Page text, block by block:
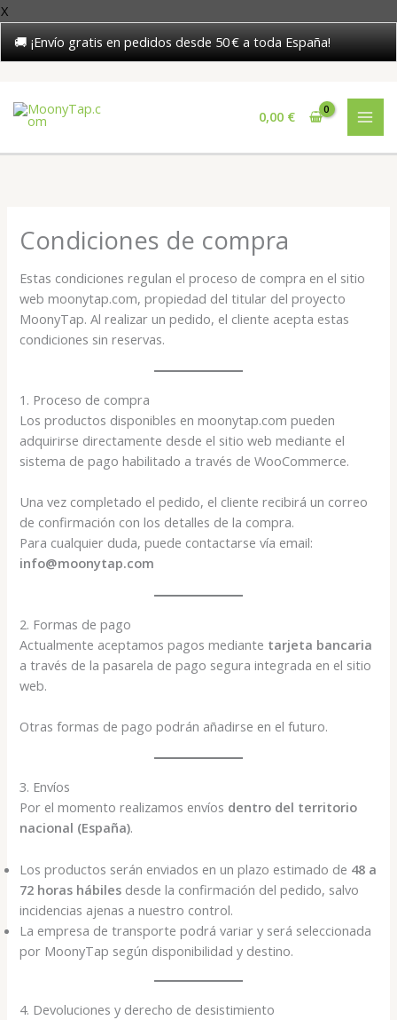
X
🚚 ¡Envío gratis en pedidos desde 50 € a toda España!
contenido
0,00 €
Condiciones de compra
Estas condiciones regulan el proceso de compra en el sitio
web moonytap.com, propiedad del titular del proyecto
MoonyTap. Al realizar un pedido, el cliente acepta estas
condiciones sin reservas.
1. Proceso de compra
Los productos disponibles en moonytap.com pueden
adquirirse directamente desde el sitio web mediante el
sistema de pago habilitado a través de WooCommerce.
Una vez completado el pedido, el cliente recibirá un correo
de confirmación con los detalles de la compra.
Para cualquier duda, puede contactarse vía email:
info@moonytap.com
2. Formas de pago
Actualmente aceptamos pagos mediante tarjeta bancaria
a través de la pasarela de pago segura integrada en el sitio
web.
Otras formas de pago podrán añadirse en el futuro.
3. Envíos
Por el momento realizamos envíos dentro del territorio
nacional (España).
Los productos serán enviados en un plazo estimado de 48 a
72 horas hábiles desde la confirmación del pedido, salvo
incidencias ajenas a nuestro control.
La empresa de transporte podrá variar y será seleccionada
por MoonyTap según disponibilidad y destino.
4. Devoluciones y derecho de desistimiento